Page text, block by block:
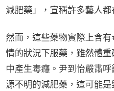
減肥藥」，宣稱許多藝人都
然而，這些藥物實際上含
情的狀況下服藥，雖然體
中產生毒癮。尹到怡嚴肅
源不明的減肥藥，這可能是